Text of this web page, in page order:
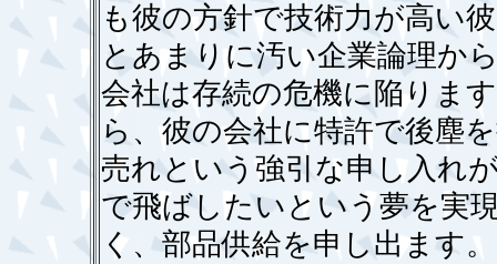
も彼の方針で技術力が高い
とあまりに汚い企業論理か
会社は存続の危機に陥りま
ら、彼の会社に特許で後塵
売れという強引な申し入れ
で飛ばしたいという夢を実
く、部品供給を申し出ます。